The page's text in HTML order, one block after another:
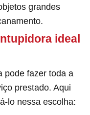
grandes
ideal
pode fazer toda a
prestado. Aqui
lo nessa escolha: